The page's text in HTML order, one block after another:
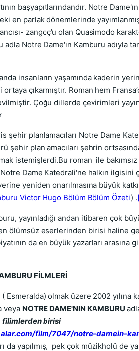
başyapıtlarındandır. Notre
en parlak dönemlerinde
zangoç’u olan Quasimodo
Notre Dame'ın Kamburu adıyla
insanların yaşamında kaderin
çıkarmıştır. Roman hem
Çoğu dillerde çevirimleri
şehir planlamacıları Notre Dame
şehir planlamacıları şehrin
istemişlerdi.Bu romanı ile bakımsız
Notre Dame Katedrali'ne halkın ilgisini
yeniden onarılmasına büyük
Victor Hugo Bölüm Bölüm Özeti) .
yayınladığı andan itibaren çok
en ölümsüz eserlerinden birisi haline
da en büyük yazarları arasına
FİLMLERİ
( Esmeralda) olmak üzere 2002 yılına
veya NOTRE DAME'NIN KAMBURU
filimlerden birisi
film/7047/notre-damein-
da yapılmış, pek çok müzikholü de